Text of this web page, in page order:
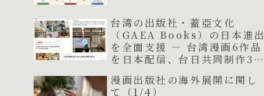
台湾の出版社・蓋亞文化
（GAEA Books）の日本進出
を全面支援 ― 台湾漫画6作品
を日本配信、台日共同制作3作
漫画出版社の海外展開に関し
て（1/4）